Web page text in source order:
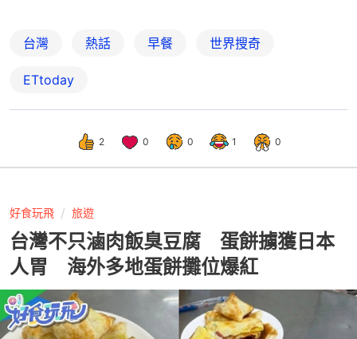
台灣 熱話 早餐 世界搜奇
ETtoday
2 0 0 1 0
好食玩飛 旅遊
台灣不只滷肉飯臭豆腐 蛋餅擄獲日本
人胃 海外多地蛋餅攤位爆紅